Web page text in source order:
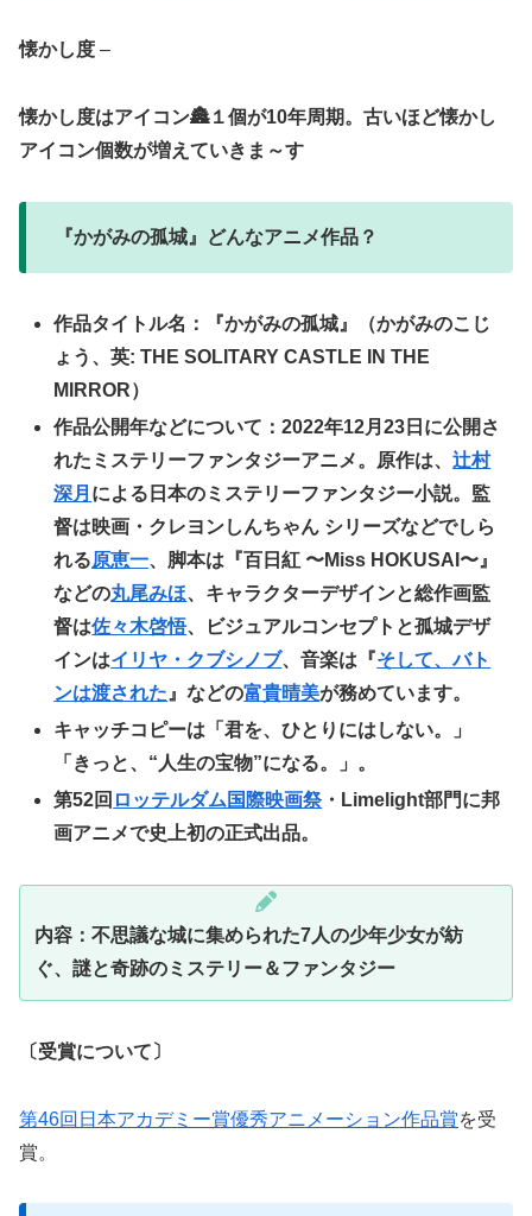
懐かし度 –
懐かし度はアイコン🏯１個が10年周期。古いほど懐かし
アイコン個数が増えていきま～す
『かがみの孤城』どんなアニメ作品？
作品タイトル名：『かがみの孤城』（かがみのこじ
ょう、英: THE SOLITARY CASTLE IN THE
MIRROR）
作品公開年などについて：2022年12月23日に公開さ
れたミステリーファンタジーアニメ。原作は、辻村
深月 による日本のミステリーファンタジー小説。監
督は映画・クレヨンしんちゃん シリーズなどでしら
れる原恵一、脚本は『百日紅 〜Miss HOKUSAI〜』
などの丸尾みほ、キャラクターデザインと総作画監
督は佐々木啓悟、ビジュアルコンセプトと孤城デザ
インはイリヤ・クブシノブ、音楽は『そして、バト
ンは渡された 』などの富貴晴美が務めています。
キャッチコピーは「君を、ひとりにはしない。」
「きっと、“人生の宝物”になる。」。
第52回 ロッテルダム国際映画祭・Limelight部門に邦
画アニメで史上初の正式出品。
内容：不思議な城に集められた7人の少年少女が紡
ぐ、謎と奇跡のミステリー＆ファンタジー
〔受賞について〕
第46回日本アカデミー賞優秀アニメーション作品賞を受
賞。